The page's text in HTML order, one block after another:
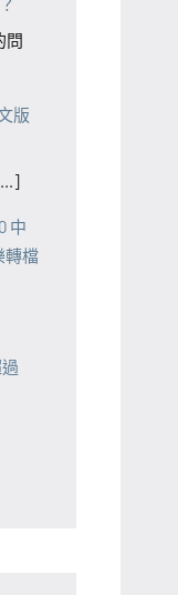
問
版
中
轉檔